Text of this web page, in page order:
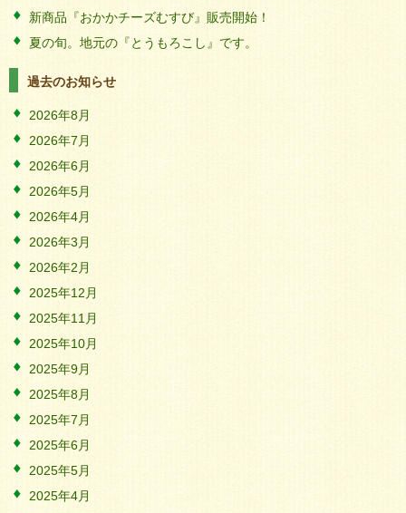
新商品『おかかチーズむすび』販売開始！
夏の旬。地元の『とうもろこし』です。
過去のお知らせ
2026年8月
2026年7月
2026年6月
2026年5月
2026年4月
2026年3月
2026年2月
2025年12月
2025年11月
2025年10月
2025年9月
2025年8月
2025年7月
2025年6月
2025年5月
2025年4月